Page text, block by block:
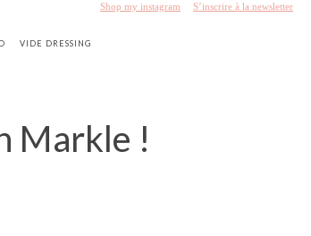
Shop my instagram S’inscrire à la newsletter
VIDE DRESSING
Markle !